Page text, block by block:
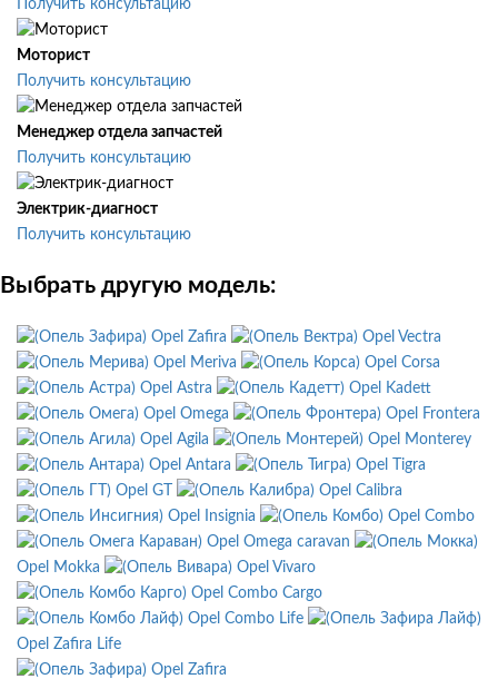
Получить консультацию
Моторист
Получить консультацию
Менеджер отдела запчастей
Получить консультацию
Электрик-диагност
Получить консультацию
Выбрать другую модель:
Opel Zafira
Opel Vectra
Opel Meriva
Opel Corsa
Opel Astra
Opel Kadett
Opel Omega
Opel Frontera
Opel Agila
Opel Monterey
Opel Antara
Opel Tigra
Opel GT
Opel Calibra
Opel Insignia
Opel Combo
Opel Omega caravan
Opel Mokka
Opel Vivaro
Opel Combo Cargo
Opel Combo Life
Opel Zafira Life
Opel Zafira